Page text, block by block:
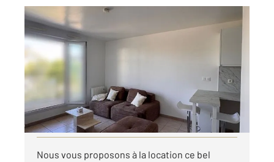
BUSSY ST GEORGES 77
39 m , 2 pièces
Ref : 342
Appartement F2 à louer
1 150 €
par mois charges comprises
Visiter le site dédié
Nous vous proposons à la location ce bel